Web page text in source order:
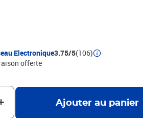
Electronique3.75/5(106)
offerte
Ajouter au panier